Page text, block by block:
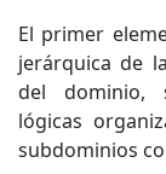
El primer
jerárquica de
del dominio,
lógicas
subdominios